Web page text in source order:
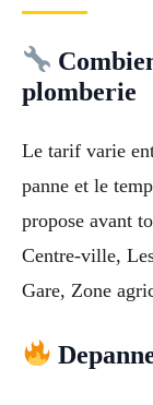
plomberie
Le tarif varie
panne et le
propose avant
Centre-ville,
Gare, Zone